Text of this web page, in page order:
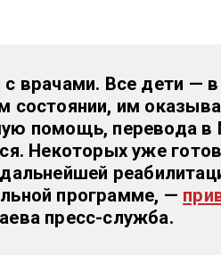
с врачами. Все дети — в
состоянии, им
помощь, перевода в
Некоторых уже
программе, —
пресс-служба.